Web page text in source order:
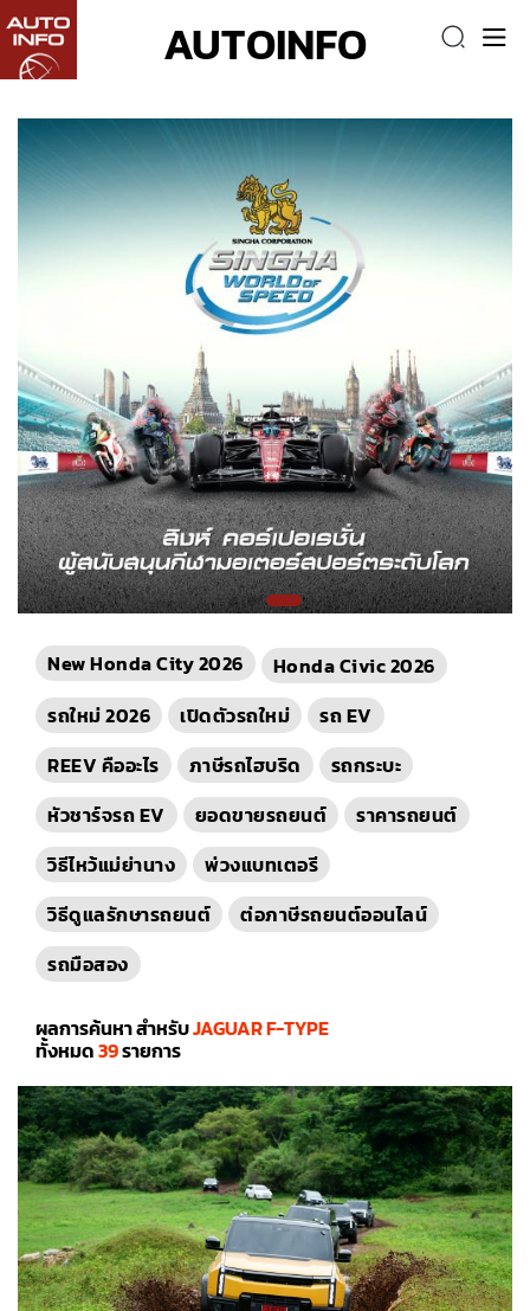
AUTOINFO
New Honda City 2026
Honda Civic 2026
รถใหม่ 2026
เปิดตัวรถใหม่
รถ EV
REEV คืออะไร
ภาษีรถไฮบริด
รถกระบะ
หัวชาร์จรถ EV
ยอดขายรถยนต์
ราคารถยนต์
วิธีไหว้แม่ย่านาง
พ่วงแบทเตอรี
วิธีดูแลรักษารถยนต์
ต่อภาษีรถยนต์ออนไลน์
รถมือสอง
ผลการค้นหา สำหรับJAGUAR F-TYPE
ทั้งหมด39รายการ